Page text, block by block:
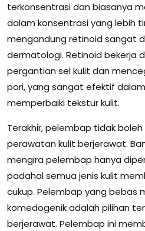
terkonsentrasi dan biasanya
dalam konsentrasi yang lebih
mengandung retinoid sangat
dermatologi. Retinoid bekerja
pergantian sel kulit dan
pori, yang sangat efektif
memperbaiki tekstur kulit.
Terakhir, pelembap tidak
perawatan kulit berjerawat.
mengira pelembap hanya
padahal semua jenis kulit
cukup. Pelembap yang bebas
komedogenik adalah pilihan
berjerawat. Pelembap ini